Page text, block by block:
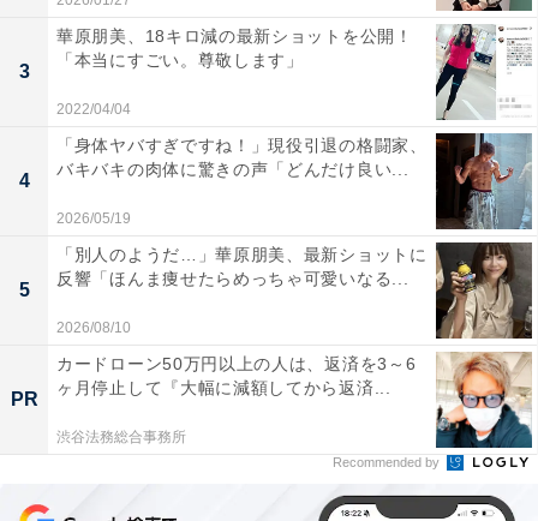
3
華原朋美、18キロ減の最新ショットを公開！
「本当にすごい。尊敬します」
2022/04/04
4
「身体ヤバすぎですね！」現役引退の格闘家、
バキバキの肉体に驚きの声「どんだけ良い...
2026/05/19
5
「別人のようだ…」華原朋美、最新ショットに
反響「ほんま痩せたらめっちゃ可愛いなる...
2026/08/10
PR
カードローン50万円以上の人は、返済を3～6
ヶ月停止して『大幅に減額してから返済...
渋谷法務総合事務所
Recommended by